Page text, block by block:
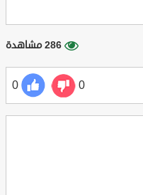
286 مشاهدة
0
0